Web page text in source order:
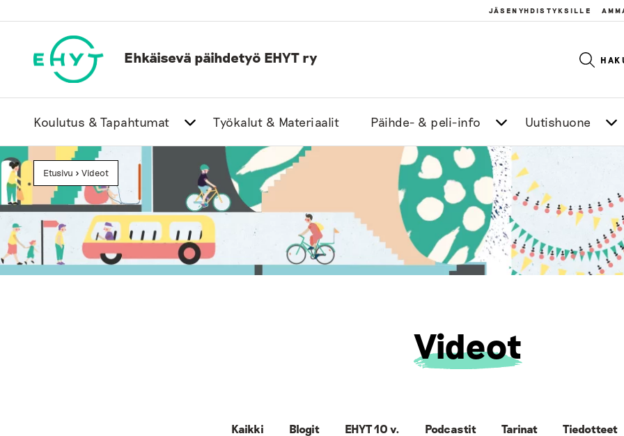
to
JÄSENYHDISTYKSILLE
Ehkäisevä päihdetyö EHYT ry
Koulutus & Tapahtumat Työkalut & Materiaalit Päihde- & peli-info Uutishuone
Etusivu > Videot
Videot
Kaikki Blogit EHYT 10 v. Podcastit Tarinat Tiedotteet